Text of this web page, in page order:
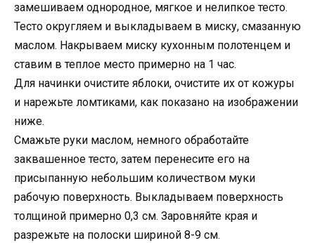
замешиваем однородное, мягкое и нелипкое тесто.
Тесто округляем и выкладываем в миску, смазанную
маслом. Накрываем миску кухонным полотенцем и
ставим в теплое место примерно на 1 час.
Для начинки очистите яблоки, очистите их от кожуры
и нарежьте ломтиками, как показано на изображении
ниже.
Смажьте руки маслом, немного обработайте
заквашенное тесто, затем перенесите его на
присыпанную небольшим количеством муки
рабочую поверхность. Выкладываем поверхность
толщиной примерно 0,3 см. Заровняйте края и
разрежьте на полоски шириной 8-9 см.